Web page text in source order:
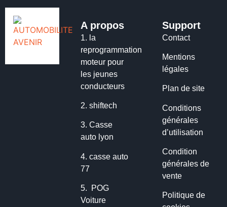
A propos
1. la
reprogrammation
moteur pour
les jeunes
conducteurs
2.shiftech
3.Casse
auto lyon
4.casse auto
77
5. POG
Voiture
Support
Contact
Mentions
légales
Plan de site
Conditions
générales
d’utilisation
Condition
générales de
vente
Politique de